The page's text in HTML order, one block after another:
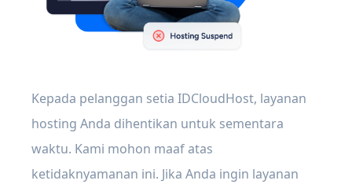
Kepada pelanggan setia IDCloudHost, layanan
hosting Anda dihentikan untuk sementara
waktu. Kami mohon maaf atas
ketidaknyamanan ini. Jika Anda ingin layanan